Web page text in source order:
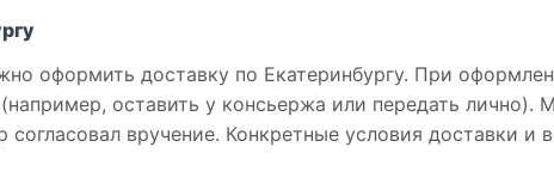
оформить доставку по Екатеринбургу. При
оставить у консьержа или передать
согласовал вручение. Конкретные условия доставки